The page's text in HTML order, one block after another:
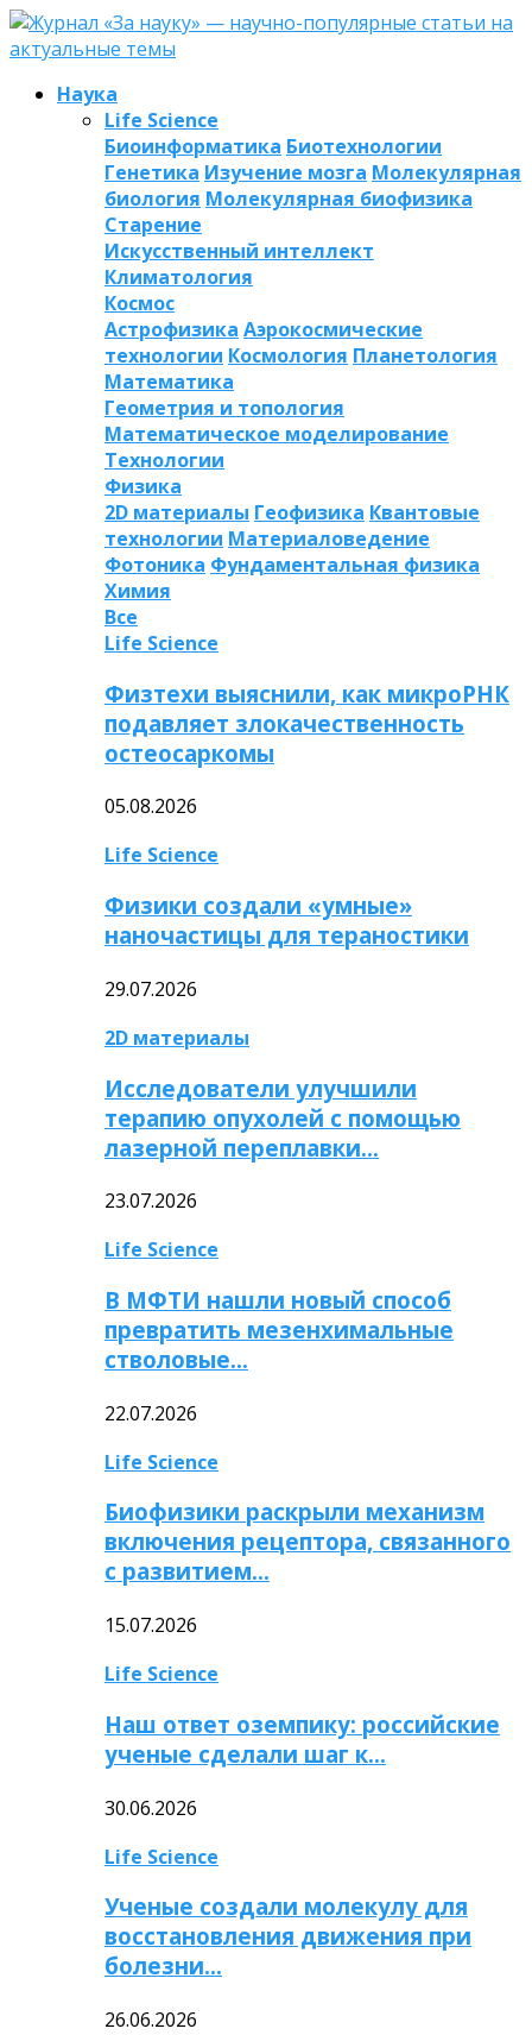
Наука
Life Science
Биоинформатика Биотехнологии
Генетика Изучение мозга Молекулярная
биология Молекулярная биофизика
Старение
Искусственный интеллект
Климатология
Космос
Астрофизика Аэрокосмические
технологии Космология Планетология
Математика
Геометрия и топология
Математическое моделирование
Технологии
Физика
2D материалы Геофизика Квантовые
технологии Материаловедение
Фотоника Фундаментальная физика
Химия
Все
Life Science
Физтехи выяснили, как микроРНК
подавляет злокачественность
остеосаркомы
05.08.2026
Life Science
Физики создали «умные»
наночастицы для тераностики
29.07.2026
2D материалы
Исследователи улучшили
терапию опухолей с помощью
лазерной переплавки…
23.07.2026
Life Science
В МФТИ нашли новый способ
превратить мезенхимальные
стволовые…
22.07.2026
Life Science
Биофизики раскрыли механизм
включения рецептора, связанного
с развитием…
15.07.2026
Life Science
Наш ответ оземпику: российские
ученые сделали шаг к…
30.06.2026
Life Science
Ученые создали молекулу для
восстановления движения при
болезни…
26.06.2026